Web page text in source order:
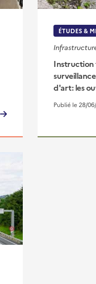
ÉTUDES &
Instruction
d'art: les
Publié le 28/